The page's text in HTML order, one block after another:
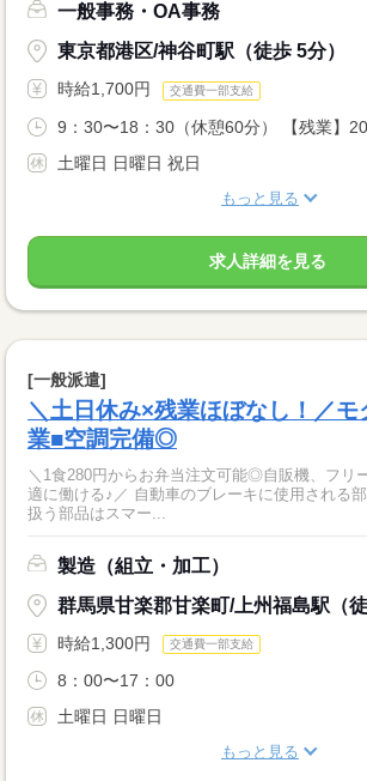
一般事務・OA事務
東京都港区/神谷町駅（徒歩 5分）
時給1,700円 交通費一部支給
9：30〜18：30（休憩60分） 【残業】20
土曜日 日曜日 祝日
もっと見る
求人詳細を見る
[一般派遣]
＼土日休み×残業ほぼなし！／モ
業■空調完備◎
＼1食280円からお弁当注文可能◎自販機、フリ
適に働ける♪／ 自動車のブレーキに使用される部
扱う部品はスマー...
製造（組立・加工）
群馬県甘楽郡甘楽町/上州福島駅（徒
時給1,300円 交通費一部支給
8：00〜17：00
土曜日 日曜日
もっと見る